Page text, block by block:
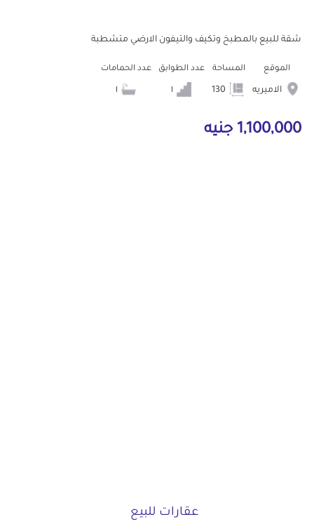
شقة للبيع بالمطبخ وتكيف والتيفون الارضي متشطبة
الموقع
الاميريه
المساحة عدد الطوابق عدد الحمامات
1,100,000 جنيه
عقارات للبيع